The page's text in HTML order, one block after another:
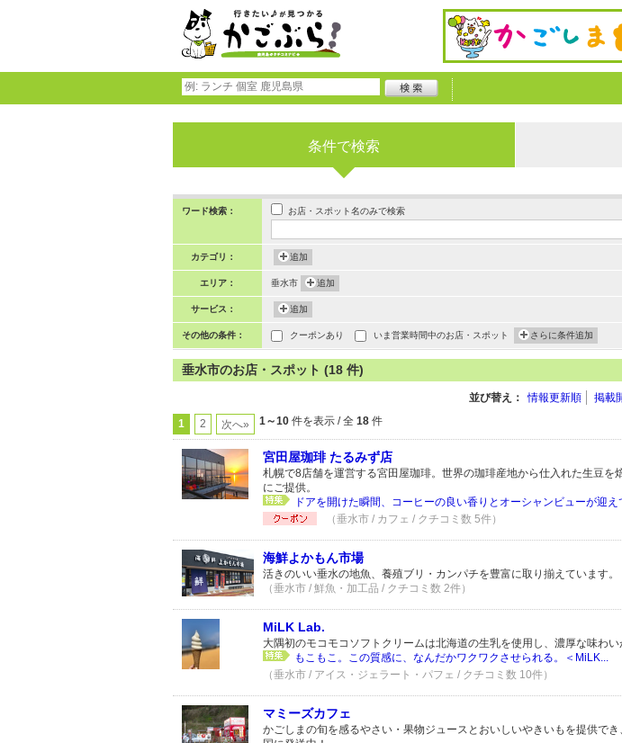
条件で検索
ワード検索： お店・スポット名のみで検索
カテゴリ： 追加
エリア： 垂水市 追加
サービス： 追加
その他の条件： クーポンあり いま営業時間中のお店・スポット さらに条件追加
垂水市のお店・スポット (18 件)
並び替え： 情報更新順 掲載
1 2 次へ» 1～10 件を表示 / 全 18 件
宮田屋珈琲 たるみず店
札幌で8店舗を運営する宮田屋珈琲。世界の珈琲産地から仕入れた生豆を
にご提供。
ドアを開けた瞬間、コーヒーの良い香りとオーシャンビューが迎
（垂水市 / カフェ / クチコミ数 5件）
海鮮よかもん市場
活きのいい垂水の地魚、養殖ブリ・カンパチを豊富に取り揃えています。
（垂水市 / 鮮魚・加工品 / クチコミ数 2件）
MiLK Lab.
大隅初のモコモコソフトクリームは北海道の生乳を使用し、濃厚な味わい
もこもこ。この質感に、なんだかワクワクさせられる。＜MiLK...
（垂水市 / アイス・ジェラート・パフェ / クチコミ数 10件）
マミーズカフェ
かごしまの旬を感るやさい・果物ジュースとおいしいやきいもを提供で